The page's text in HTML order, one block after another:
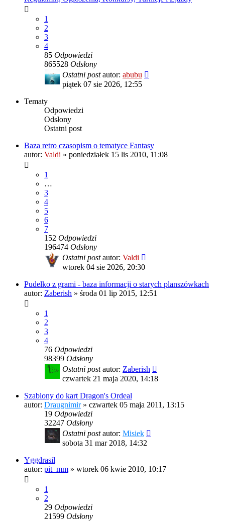
1
2
3
4
85 Odpowiedzi
865528 Odsłony
Ostatni postautor: abubu
piątek 07 sie 2026, 12:55
Tematy
Odpowiedzi
Odsłony
Ostatni post
Baza retro czasopism o tematyce Fantasy
autor: Valdi » poniedziałek 15 lis 2010, 11:08
1
…
3
4
5
6
7
152 Odpowiedzi
196474 Odsłony
Ostatni postautor: Valdi
wtorek 04 sie 2026, 20:30
Pudełko z grami - baza informacji o starych planszówkach
autor: Zaberish » środa 01 lip 2015, 12:51
1
2
3
4
76 Odpowiedzi
98399 Odsłony
Ostatni postautor: Zaberish
czwartek 21 maja 2020, 14:18
Szablony do kart Dragon's Ordeal
autor: Draugnimir» czwartek 05 maja 2011, 13:15
19 Odpowiedzi
32247 Odsłony
Ostatni postautor: Misiek
sobota 31 mar 2018, 14:32
Yggdrasil
autor: pit_mm » wtorek 06 kwie 2010, 10:17
1
2
29 Odpowiedzi
21599 Odsłony